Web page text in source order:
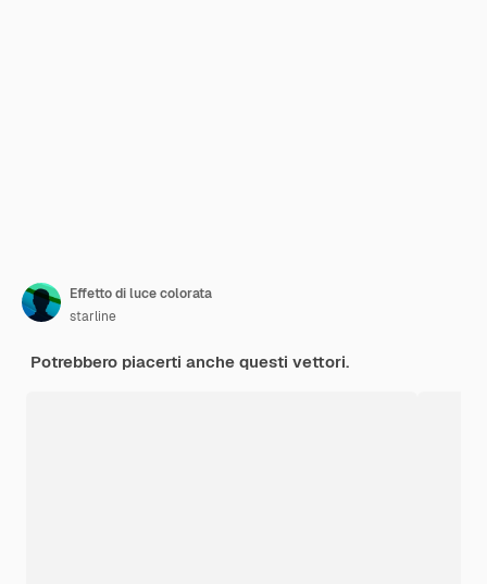
Effetto di luce colorata
starline
Potrebbero piacerti anche questi vettori.